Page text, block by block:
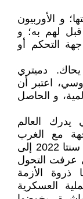
و الأوربيون
لهم به؛ و
التحكم أو
دميتري
اعتبر أن
و الحاصل
العالم
مع الغرب
الجماعي أصبحت عالمية، حيث ستسجل سنتا 2022 إلى
عرفت التحول
ذروة الأزمة
في القرن 21. "العملية العسكرية